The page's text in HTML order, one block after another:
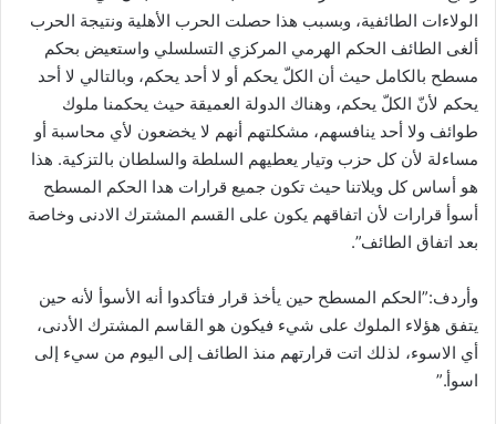
الولاءات الطائفية، وبسبب هذا حصلت الحرب الأهلية ونتيجة الحرب
ألغى الطائف الحكم الهرمي المركزي التسلسلي واستعيض بحكم
مسطح بالكامل حيث أن الكلّ يحكم أو لا أحد يحكم، وبالتالي لا أحد
يحكم لأنّ الكلّ يحكم، وهناك الدولة العميقة حيث يحكمنا ملوك
طوائف ولا أحد ينافسهم، مشكلتهم أنهم لا يخضعون لأي محاسبة أو
مساءلة لأن كل حزب وتيار يعطيهم السلطة والسلطان بالتزكية. هذا
هو أساس كل ويلاتنا حيث تكون جميع قرارات هدا الحكم المسطح
أسوأ قرارات لأن اتفاقهم يكون على القسم المشترك الادنى وخاصة
بعد اتفاق الطائف”.
وأردف:”الحكم المسطح حين يأخذ قرار فتأكدوا أنه الأسوأ لأنه حين
يتفق هؤلاء الملوك على شيء فيكون هو القاسم المشترك الأدنى،
أي الاسوء، لذلك اتت قرارتهم منذ الطائف إلى اليوم من سيء إلى
اسوأ.”